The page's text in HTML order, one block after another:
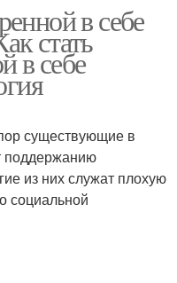
в себе
стать
в себе
существующие в
поддержанию
из них служат плохую
социальной